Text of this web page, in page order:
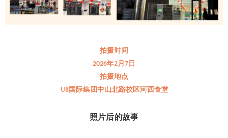
拍摄时间
2026年2 月 7 日
拍摄地点
U8国际集团中山北路校区河西食堂
照片后的故事